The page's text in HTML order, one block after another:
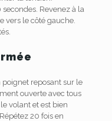
Revenez à la
vers le côté gauche.
reposant sur le
ouverte avec tous
volant et est bien
20 fois en